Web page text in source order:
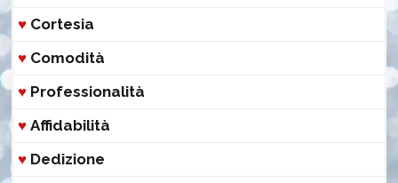
♥ Cortesia
♥ Comodità
♥ Professionalità
♥ Affidabilità
♥ Dedizione